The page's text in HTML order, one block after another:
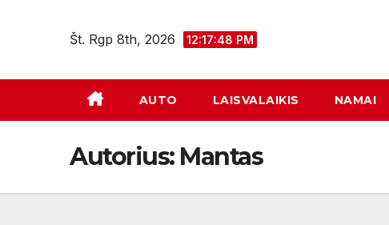
Št. Rgp 8th, 2026 12:17:48 PM
AUTO LAISVALAIKIS NAMAI
Autorius: Mantas